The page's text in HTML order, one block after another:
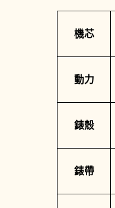
值
機芯
動力
錶殼
錶帶